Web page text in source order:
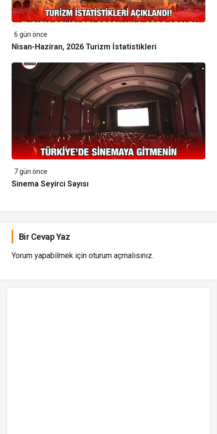
6 gün önce
Nisan-Haziran, 2026 Turizm İstatistikleri
7 gün önce
Sinema Seyirci Sayısı
Bir Cevap Yaz
Yorum yapabilmek için oturum açmalısınız.